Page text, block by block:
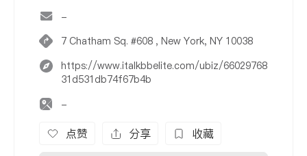
-
7 Chatham Sq. #608 , New York, NY 10038
https://www.italkbbelite.com/ubiz/66029768
31d531db74f67b4b
-
点赞 分享 收藏